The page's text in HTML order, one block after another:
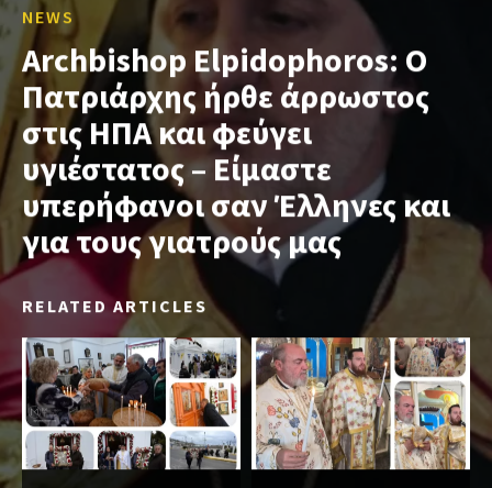
NEWS
Archbishop Elpidophoros: Ο
Πατριάρχης ήρθε άρρωστος
στις ΗΠΑ και φεύγει
υγιέστατος – Είμαστε
υπερήφανοι σαν Έλληνες και
για τους γιατρούς μας
RELATED ARTICLES